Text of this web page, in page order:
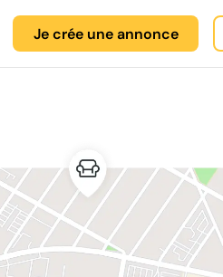
Je crée une annonce